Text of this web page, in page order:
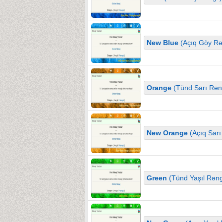
New Blue(Açıq Göy
Orange(Tünd Sarı
New Orange(Açıq
Green (Tünd Yaşıl